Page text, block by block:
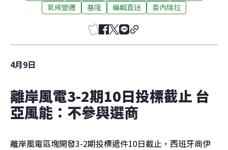
氣候變遷
基隆 編輯直送 委內瑞拉
4月9日
離岸風電3-2期10日投標截止 台
亞風能：不參與選商
離岸風電區塊開發3-2期投標遞件10日截止，西班牙商伊